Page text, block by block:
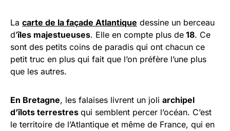
La carte de la façade Atlantique dessine un berceau
d’îles majestueuses. Elle en compte plus de 18. Ce
sont des petits coins de paradis qui ont chacun ce
petit truc en plus qui fait que l’on préfère l’une plus
que les autres.
En Bretagne, les falaises livrent un joli archipel
d’îlots terrestres qui semblent percer l’océan. C’est
le territoire de l’Atlantique et même de France, qui en